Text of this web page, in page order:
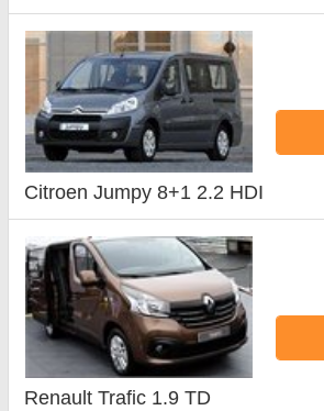
Citroen Jumpy 8+1 2.2 HDI
Renault Trafic 1.9 TD